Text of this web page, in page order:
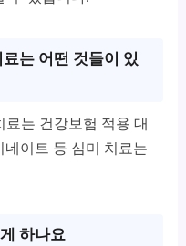
는 어떤 것들이 있
는 건강보험 적용 대
이트 등 심미 치료는
하나요